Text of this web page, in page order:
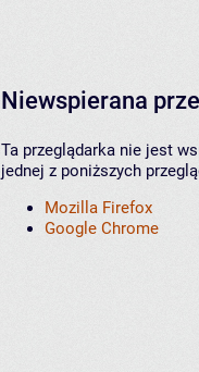
Niewspierana
Ta przeglądarka nie jest
jednej z poniższych
Mozilla Firefox
Google Chrome